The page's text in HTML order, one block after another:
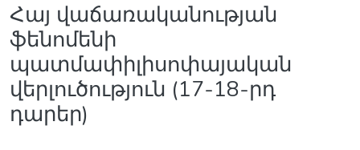
Հայ վաճառականության
ֆենոմենի
պատմափիլիսոփայական
վերլուծություն (17-18-րդ
դարեր)